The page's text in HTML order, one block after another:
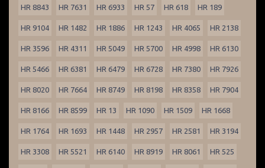
HR 8843 HR 7631 HR 6933 HR 57 HR 618 HR 189
HR 9104 HR 1482 HR 1886 HR 1243 HR 4065 HR 2138
HR 3596 HR 4311 HR 5049 HR 5700 HR 4998 HR 6130
HR 5466 HR 6381 HR 6479 HR 6728 HR 7380 HR 7926
HR 8020 HR 7664 HR 8749 HR 8198 HR 8358 HR 7904
HR 8166 HR 8599 HR 13 HR 1090 HR 1509 HR 1668
HR 1764 HR 1693 HR 1448 HR 2957 HR 2581 HR 3194
HR 3308 HR 5521 HR 6140 HR 8919 HR 8061 HR 525